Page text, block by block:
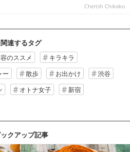
Cherish Chikako
関連するタグ
のススメ
キラキラ
ー 散歩 お出かけ
渋谷
オトナ女子
新宿
クアップ記事